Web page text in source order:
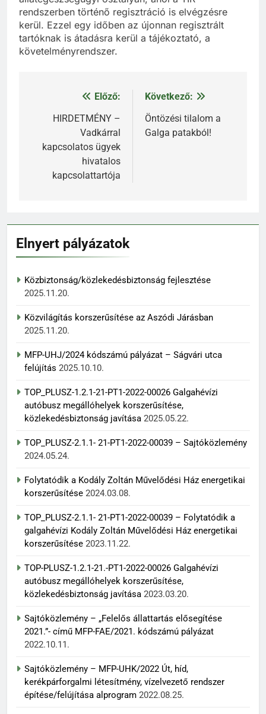
rendszerben történő regisztráció is elvégzésre
kerül. Ezzel egy időben az újonnan regisztrált
tartóknak is átadásra kerül a tájékoztató, a
követelményrendszer.
Bejegyzés
navigáció
Előző:
HIRDETMÉNY –
Vadkárral
kapcsolatos ügyek
hivatalos
kapcsolattartója
Következő:
Öntözési tilalom a
Galga patakból!
Elnyert pályázatok
Közbiztonság/közlekedésbiztonság fejlesztése
2025.11.20.
Közvilágítás korszerűsítése az Aszódi Járásban
2025.11.20.
MFP-UHJ/2024 kódszámú pályázat – Ságvári utca
felújítás 2025.10.10.
TOP_PLUSZ-1.2.1-21-PT1-2022-00026 Galgahévízi
autóbusz megállóhelyek korszerűsítése,
közlekedésbiztonság javítása 2025.05.22.
TOP_PLUSZ-2.1.1- 21-PT1-2022-00039 – Sajtóközlemény
2024.05.24.
Folytatódik a Kodály Zoltán Művelődési Ház energetikai
korszerűsítése 2024.03.08.
TOP_PLUSZ-2.1.1- 21-PT1-2022-00039 – Folytatódik a
galgahévízi Kodály Zoltán Művelődési Ház energetikai
korszerűsítése 2023.11.22.
TOP-PLUSZ-1.2.1-21.-PT1-2022-00026 Galgahévízi
autóbusz megállóhelyek korszerűsítése,
közlekedésbiztonság javítása 2023.03.20.
Sajtóközlemény – „Felelős állattartás elősegítése
2021.”- című MFP-FAE/2021. kódszámú pályázat
2022.10.11.
Sajtóközlemény – MFP-UHK/2022 Út, híd,
kerékpárforgalmi létesítmény, vízelvezető rendszer
építése/felújítása alprogram 2022.08.25.